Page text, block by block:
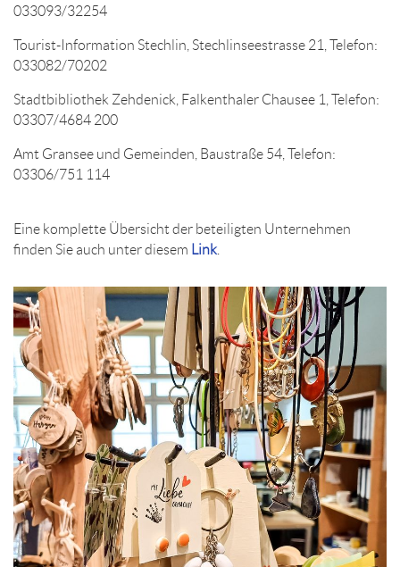
033093/32254
Tourist-Information Stechlin, Stechlinseestrasse 21, Telefon:
033082/70202
Stadtbibliothek Zehdenick, Falkenthaler Chausee 1, Telefon:
03307/4684 200
Amt Gransee und Gemeinden, Baustraße 54, Telefon:
03306/751 114
Eine komplette Übersicht der beteiligten Unternehmen
finden Sie auch unter diesem Link